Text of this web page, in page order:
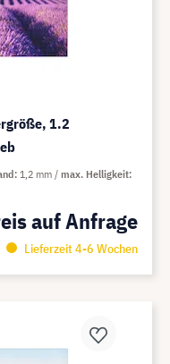
1.2
auf Anfrage
Lieferzeit 4-6 Wochen
1,2 mm
max. Helligkeit